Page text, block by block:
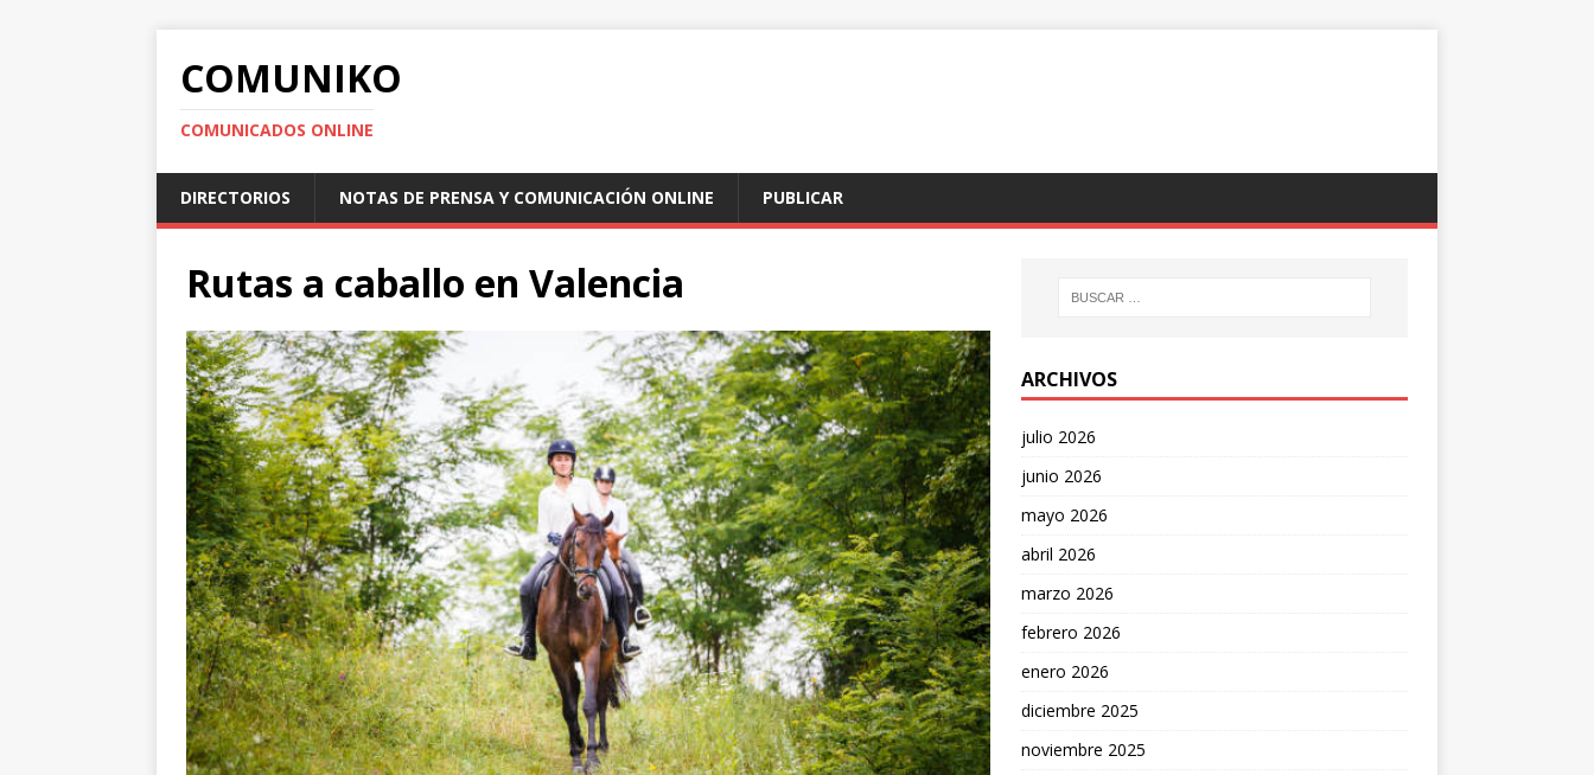
COMUNIKO
COMUNICADOS ONLINE
DIRECTORIOS NOTAS DE PRENSA Y COMUNICACIÓN ONLINE PUBLICAR
Rutas a caballo en Valencia
ARCHIVOS
julio 2026
junio 2026
mayo 2026
abril 2026
marzo 2026
febrero 2026
enero 2026
diciembre 2025
noviembre 2025